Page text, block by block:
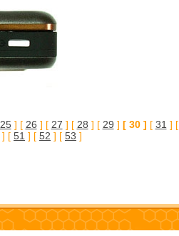
25] [ 26 ] [ 27 ] [ 28 ] [ 29 ] [ 30 ] [ 31 ] [
] [ 51 ] [ 52 ] [ 53 ]